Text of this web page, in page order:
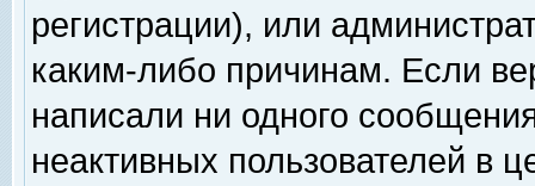
регистрации), или
каким-либо причинам. Если
написали ни одного
неактивных пользователей в